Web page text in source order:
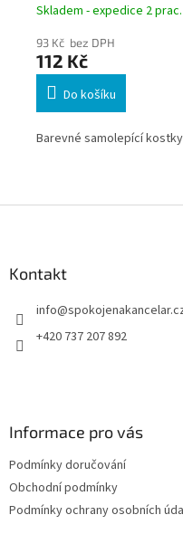
Skladem - expedice 2
93 Kč bez DPH
112 Kč
Do košíku
Barevné samolepící
Kontakt
info@
+420 737 207 892
Informace pro vás
Podmínky doručování
Obchodní podmínky
Podmínky ochrany osobních